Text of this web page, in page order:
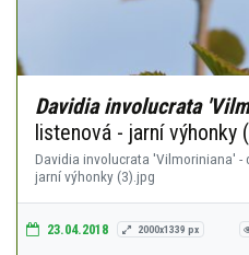
Davidia involucrata
listenová - jarní výhonky
Davidia involucrata 'Vilmoriniana'
jarní výhonky (3).jpg
23.04.2018 2000x1339 px